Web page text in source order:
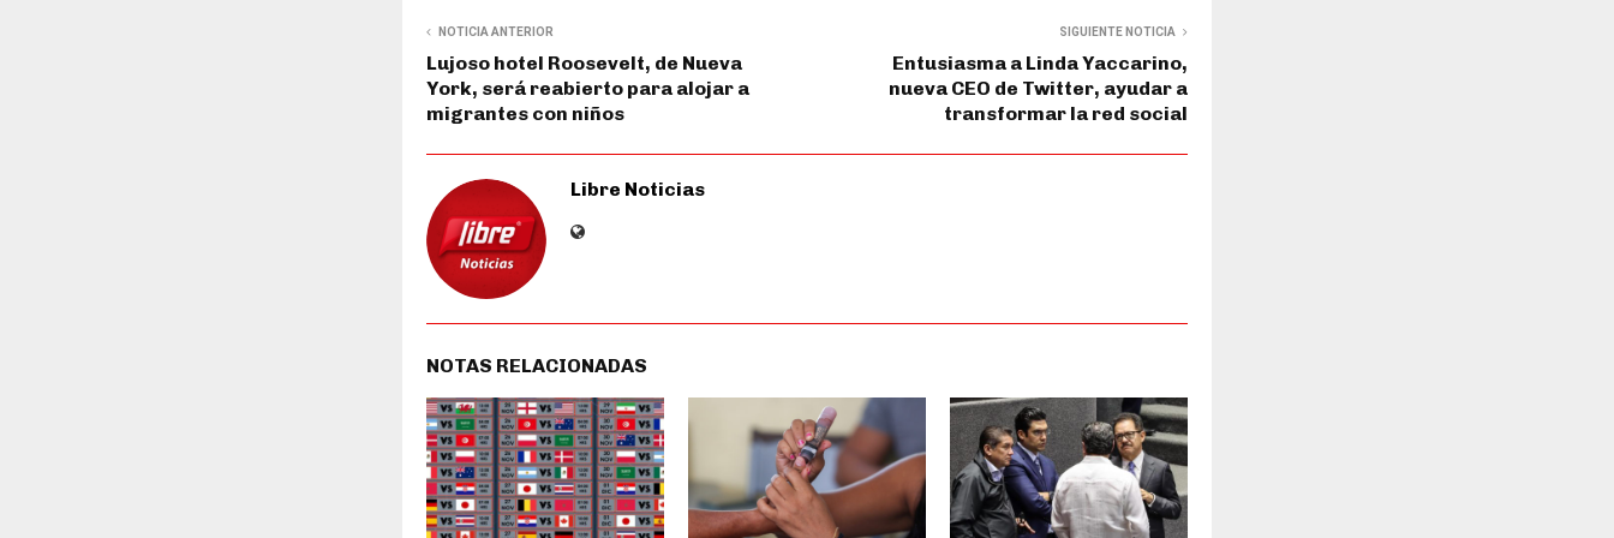
NOTICIA ANTERIOR
Lujoso hotel Roosevelt, de Nueva
York, será reabierto para alojar a
migrantes con niños
SIGUIENTE NOTICIA
Entusiasma a Linda Yaccarino,
nueva CEO de Twitter, ayudar a
transformar la red social
Libre Noticias
NOTAS RELACIONADAS